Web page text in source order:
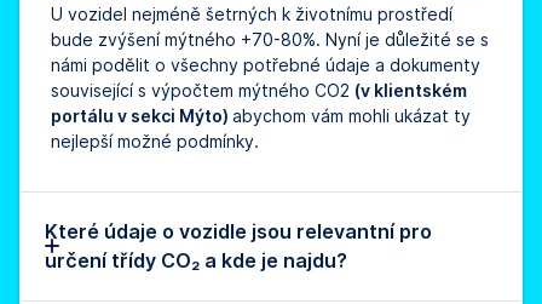
U vozidel nejméně šetrných k životnímu prostředí
bude zvýšení mýtného +70-80%. Nyní je důležité se s
námi podělit o všechny potřebné údaje a dokumenty
související s výpočtem mýtného CO2 (v klientském
portálu v sekci Mýto) abychom vám mohli ukázat ty
nejlepší možné podmínky.
Které údaje o vozidle jsou relevantní pro
určení třídy CO₂ a kde je najdu?